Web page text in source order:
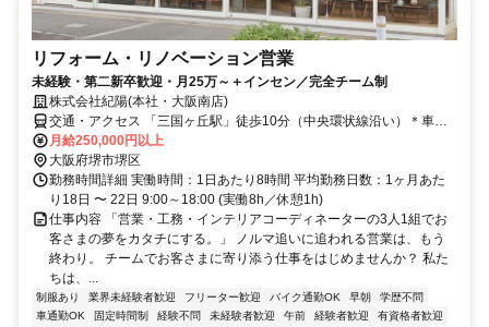
リフォーム・リノベーション営業
未経験・第二新卒歓迎・月25万～＋インセン／完全チーム制
株式会社紀陽(本社・大阪南店)
交通・アクセス 「三国ヶ丘駅」徒歩10分（中央環状線沿い）＊車通
勤OK！
月給250,000円以上
大阪府堺市堺区
勤務時間詳細 実働時間：1日あたり8時間 平均勤務日数：1ヶ月あた
り18日 〜 22日 9:00～18:00 (実働8h／休憩1h)
仕事内容 「営業・工務・インテリアコーディネーターの3人1組でお
客さまの夢をカタチにする。」 ノルマ追いに追われる営業は、もう
終わり。 チームでお客さまに寄り添う仕事をはじめませんか？ 私た
ちは、...
制服あり 業界未経験者歓迎 フリーター歓迎 バイク通勤OK 早朝
学歴不問
車通勤OK
固定時間制 経験不問 未経験者歓迎 午前 経験者歓迎
有資格者歓迎